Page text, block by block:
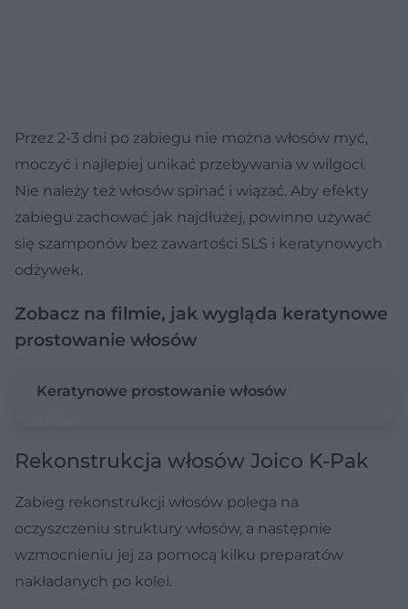
Przez 2-3 dni po zabiegu nie można włosów myć,
moczyć i najlepiej unikać przebywania w wilgoci.
Nie należy też włosów spinać i wiązać. Aby efekty
zabiegu zachować jak najdłużej, powinno używać
się szamponów bez zawartości SLS i keratynowych
odżywek.
Zobacz na filmie, jak wygląda keratynowe
prostowanie włosów
Keratynowe prostowanie włosów
Rekonstrukcja włosów Joico K-Pak
Zabieg rekonstrukcji włosów polega na
oczyszczeniu struktury włosów, a następnie
wzmocnieniu jej za pomocą kilku preparatów
nakładanych po kolei.